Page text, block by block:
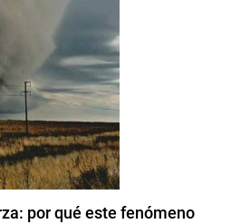
por qué este fenómeno